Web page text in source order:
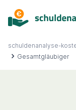
springen
schuldenanalyse-
Gesamtgläubiger